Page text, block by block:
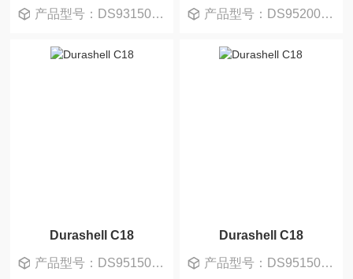
产品型号：DS931502-0 产品型号：DS952005-0
Durashell C18
产品型号：DS951502-0
Durashell C18
产品型号：DS951505-0